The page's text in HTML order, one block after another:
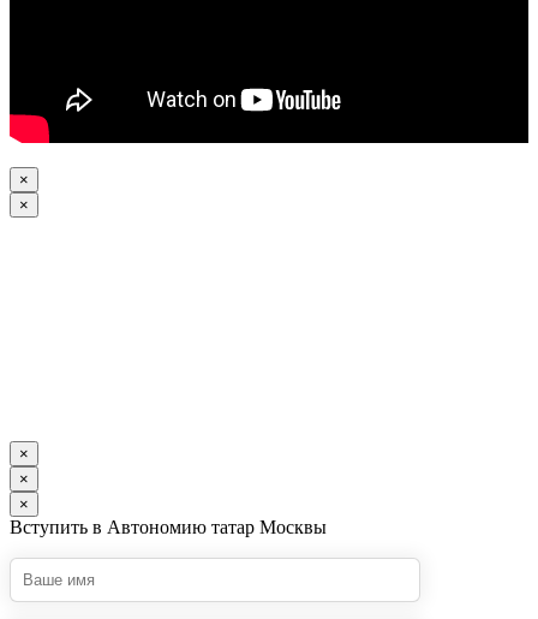
×
×
×
×
×
Вступить в Автономию татар Москвы